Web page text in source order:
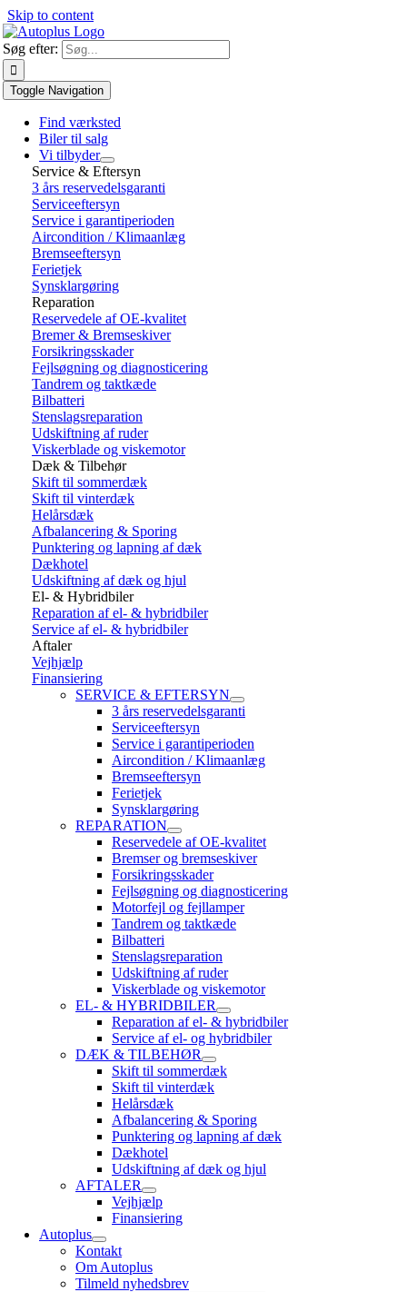
Skip to content
Søg efter:
Toggle Navigation
Find værksted
Biler til salg
Vi tilbyder
Service & Eftersyn
3 års reservedelsgaranti
Serviceeftersyn
Service i garantiperioden
Aircondition / Klimaanlæg
Bremseeftersyn
Ferietjek
Synsklargøring
Reparation
Reservedele af OE-kvalitet
Bremer & Bremseskiver
Forsikringsskader
Fejlsøgning og diagnosticering
Tandrem og taktkæde
Bilbatteri
Stenslagsreparation
Udskiftning af ruder
Viskerblade og viskemotor
Dæk & Tilbehør
Skift til sommerdæk
Skift til vinterdæk
Helårsdæk
Afbalancering & Sporing
Punktering og lapning af dæk
Dækhotel
Udskiftning af dæk og hjul
El- & Hybridbiler
Reparation af el- & hybridbiler
Service af el- & hybridbiler
Aftaler
Vejhjælp
Finansiering
SERVICE & EFTERSYN
3 års reservedelsgaranti
Serviceeftersyn
Service i garantiperioden
Aircondition / Klimaanlæg
Bremseeftersyn
Ferietjek
Synsklargøring
REPARATION
Reservedele af OE-kvalitet
Bremser og bremseskiver
Forsikringsskader
Fejlsøgning og diagnosticering
Motorfejl og fejllamper
Tandrem og taktkæde
Bilbatteri
Stenslagsreparation
Udskiftning af ruder
Viskerblade og viskemotor
EL- & HYBRIDBILER
Reparation af el- & hybridbiler
Service af el- og hybridbiler
DÆK & TILBEHØR
Skift til sommerdæk
Skift til vinterdæk
Helårsdæk
Afbalancering & Sporing
Punktering og lapning af dæk
Dækhotel
Udskiftning af dæk og hjul
AFTALER
Vejhjælp
Finansiering
Autoplus
Kontakt
Om Autoplus
Tilmeld nyhedsbrev